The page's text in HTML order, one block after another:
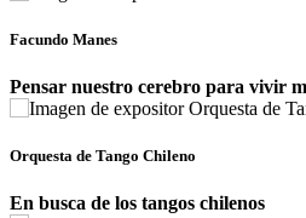
Facundo Manes
Pensar nuestro cerebro para vivir
Orquesta de Tango Chileno
En busca de los tangos chilenos